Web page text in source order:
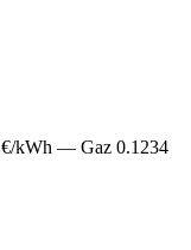
€/kWh — Gaz 0.1234